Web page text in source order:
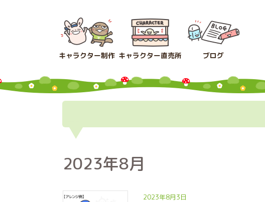
ス
キ
ン
に
キャラクター制作 キャラクター直売所 ブログ
2023年8月
2023年8月3日